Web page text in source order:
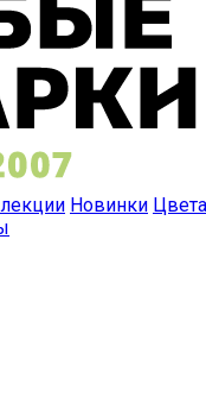
Новинки Цвета